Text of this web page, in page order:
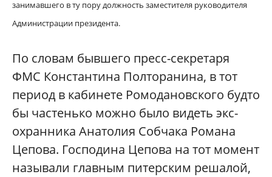
занимавшего в ту пору должность заместителя руководителя
Администрации президента.
По словам бывшего пресс-секретаря
ФМС Константина Полторанина, в тот
период в кабинете Ромодановского будто
бы частенько можно было видеть экс-
охранника Анатолия Собчака Романа
Цепова. Господина Цепова на тот момент
называли главным питерским решалой,